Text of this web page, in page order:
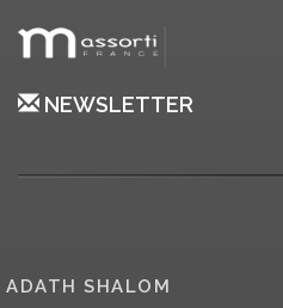
NEWSLETTER
ADATH SHALOM